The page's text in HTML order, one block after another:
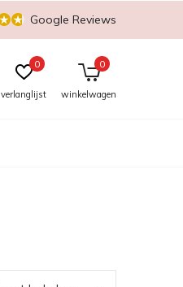
verlanglijst
0
winkelwagen
0
Google Reviews